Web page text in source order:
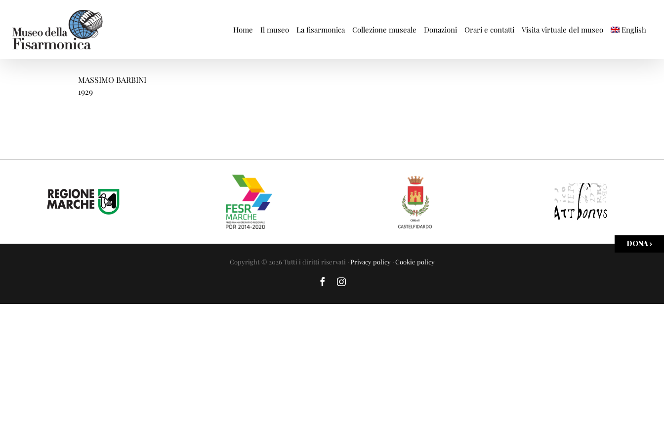
contenuto
Home Il museo La fisarmonica Collezione museale Donazioni Orari e contatti Visita virtuale del museo English
DONA ›
MASSIMO BARBINI
1929
Copyright © 2026 Tutti i diritti riservati · Privacy policy·Cookie policy
FacebookInstagram